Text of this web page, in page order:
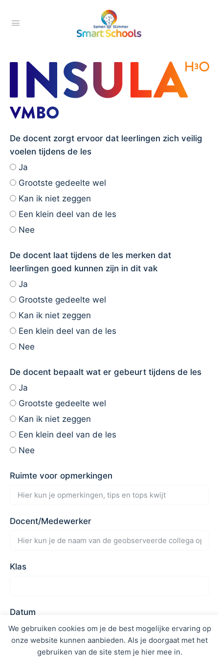
We gebruiken cookies om je de best mogelijke ervaring op
onze website kunnen aanbieden. Als je doorgaat met het
gebruiken van de site stem je hier mee in.
De docent zorgt ervoor dat leerlingen zich veilig
voelen tijdens de les
Ja
Grootste gedeelte wel
Kan ik niet zeggen
Een klein deel van de les
Nee
De docent laat tijdens de les merken dat
leerlingen goed kunnen zijn in dit vak
Ja
Grootste gedeelte wel
Kan ik niet zeggen
Een klein deel van de les
Nee
De docent bepaalt wat er gebeurt tijdens de les
Ja
Grootste gedeelte wel
Kan ik niet zeggen
Een klein deel van de les
Nee
Ruimte voor opmerkingen
Docent/Medewerker
Klas
Datum